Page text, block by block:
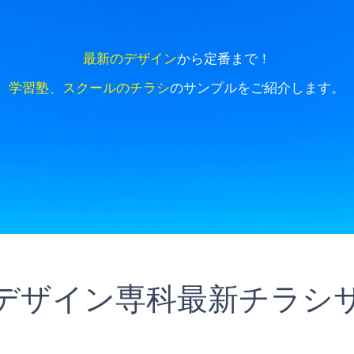
最新のデザインから定番まで！
学習塾、スクールのチラシのサンプルをご紹介します。
ザイン専科最新チラシ